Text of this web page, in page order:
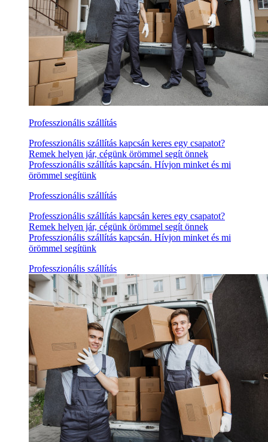
Professzionális szállítás
Professzionális szállítás kapcsán keres egy csapatot?
Remek helyen jár, cégünk örömmel segít önnek
Professzionális szállítás kapcsán. Hívjon minket és mi
örömmel segítünk
Professzionális szállítás
Professzionális szállítás kapcsán keres egy csapatot?
Remek helyen jár, cégünk örömmel segít önnek
Professzionális szállítás kapcsán. Hívjon minket és mi
örömmel segítünk
Professzionális szállítás